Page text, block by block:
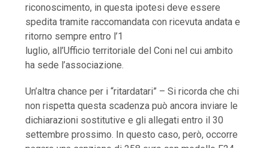
riconoscimento, in questa ipotesi deve essere
spedita tramite raccomandata con ricevuta andata e
ritorno sempre entro l’1
luglio, all’Ufficio territoriale del Coni nel cui ambito
ha sede l’associazione.
Un’altra chance per i “ritardatari” – Si ricorda che chi
non rispetta questa scadenza può ancora inviare le
dichiarazioni sostitutive e gli allegati entro il 30
settembre prossimo. In questo caso, però, occorre